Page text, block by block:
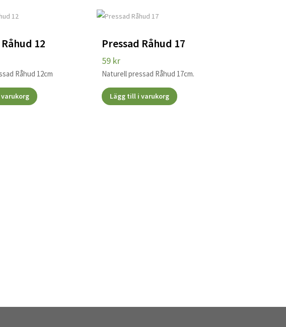
12
Råhud 12cm
Pressad Råhud 17
59 kr
Naturell pressad Råhud 17cm.
Lägg till i varukorg